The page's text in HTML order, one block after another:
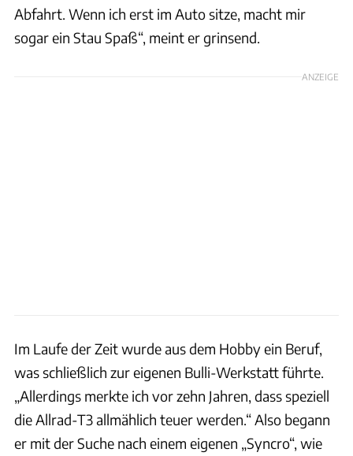
Abfahrt. Wenn ich erst im Auto sitze, macht mir
sogar ein Stau Spaß“, meint er grinsend.
ANZEIGE
Im Laufe der Zeit wurde aus dem Hobby ein Beruf,
was schließlich zur eigenen Bulli-Werkstatt führte.
„Allerdings merkte ich vor zehn Jahren, dass speziell
die Allrad-T3 allmählich teuer werden.“ Also begann
er mit der Suche nach einem eigenen „Syncro“, wie